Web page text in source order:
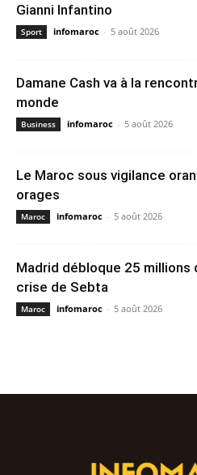
Gianni Infantino
Sport infomaroc - 5 août 2026
Damane Cash va à la
monde
Business infomaroc - 5 août 2026
Le Maroc sous vigilance
orages
Maroc infomaroc - 5 août 2026
Madrid débloque 25 millions
crise de Sebta
Maroc infomaroc - 5 août 2026